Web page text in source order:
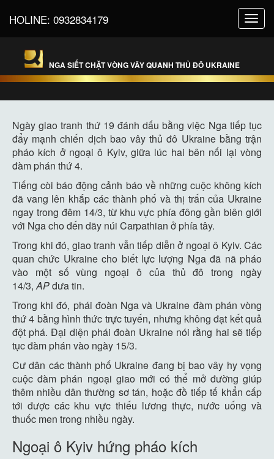
HOLINE: 0932834179
NGA SIẾT CHẶT VÒNG VÂY QUANH THỦ ĐÔ UKRAINE
Ngày giao tranh thứ 19 đánh dấu bằng việc Nga tiếp tục
đẩy mạnh chiến dịch bao vây thủ đô Ukraine bằng trận
pháo kích ở ngoại ô Kyiv, giữa lúc hai bên nối lại vòng
đàm phán thứ 4.
Tiếng còi báo động cảnh báo về những cuộc không kích
đã vang lên khắp các thành phố và thị trấn của Ukraine
ngay trong đêm 14/3, từ khu vực phía đông gần biên giới
với Nga cho đến dãy núi Carpathian ở phía tây.
Trong khi đó, giao tranh vẫn tiếp diễn ở ngoại ô Kyiv. Các
quan chức Ukraine cho biết lực lượng Nga đã nã pháo
vào một số vùng ngoại ô của thủ đô trong ngày
14/3,APđưa tin.
Trong khi đó, phái đoàn Nga và Ukraine đàm phán vòng
thứ 4 bằng hình thức trực tuyến, nhưng không đạt kết quả
đột phá. Đại diện phái đoàn Ukraine nói rằng hai sẽ tiếp
tục đàm phán vào ngày 15/3.
Cư dân các thành phố Ukraine đang bị bao vây hy vọng
cuộc đàm phán ngoại giao mới có thể mở đường giúp
thêm nhiều dân thường sơ tán, hoặc đồ tiếp tế khẩn cấp
tới được các khu vực thiếu lương thực, nước uống và
thuốc men trong nhiều ngày.
Ngoại ô Kyiv hứng pháo kích